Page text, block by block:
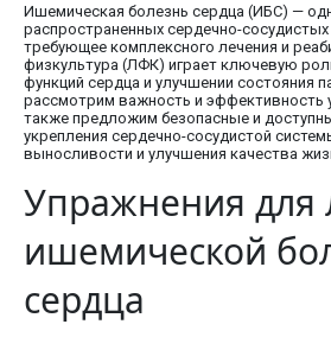
Ишемическая болезнь сердца (ИБС) —
распространенных сердечно-сосудистых
требующее комплексного лечения и
физкультура (ЛФК) играет ключевую
функций сердца и улучшении состояния
рассмотрим важность и эффективность
также предложим безопасные и
укрепления сердечно-сосудистой
выносливости и улучшения качества
Упражнения для
ишемической
сердца